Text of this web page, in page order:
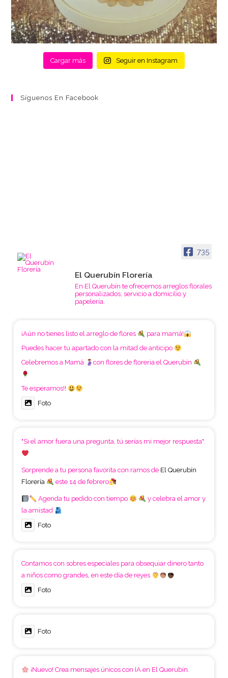
Cargar más Seguir en Instagram
Síguenos En Facebook
735
El Querubín Florería
En El Querubín te ofrecemos arreglos florales
personalizados, servicio a domicilio y
papelería.
¡Aún no tienes listo el arreglo de flores
para mamá!
Puedes hacer tu apartado con la mitad de anticipo
Celebremos a Mamá
con flores de floreria el Querubín
Te esperamos!!
Foto
"Si el amor fuera una pregunta, tú serías mi mejor respuesta".
Sorprende a tu persona favorita con ramos de El Querubín
Florería
este 14 de febrero
Agenda tu pedido con tiempo
y celebra el amor y
la amistad
Foto
Contamos con sobres especiales para obsequiar dinero tanto
a niños como grandes, en este día de reyes
Foto
Foto
¡Nuevo! Crea mensajes únicos con IA en El Querubín.